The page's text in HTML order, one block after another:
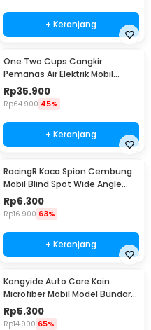
+ Keranjang
One Two Cups Cangkir
Pemanas Air Elektrik Mobil
Travel Mug 450ml - NJ88
Rp35.900
Rp64.900 45%
+ Keranjang
RacingR Kaca Spion Cembung
Mobil Blind Spot Wide Angle
50mm 2 Pcs - J0027
Rp6.300
Rp16.900 63%
+ Keranjang
Kongyide Auto Care Kain
Microfiber Mobil Model Bundar -
L-20
Rp5.300
Rp14.900 65%